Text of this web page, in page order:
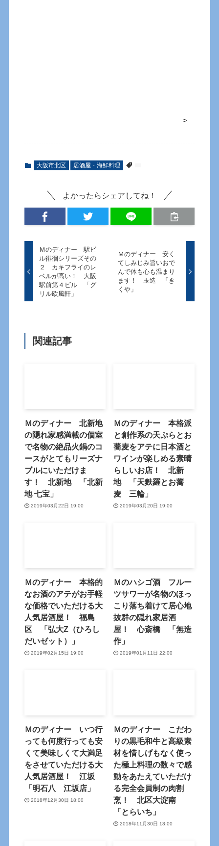
>
大阪市北区 居酒屋・海鮮料理
よかったらシェアしてね！
Ｍのディナー 駅ビ
ル徘徊シリーズその
２ カキフライのレ
ベルが高い！ 大阪
駅前第４ビル 「グ
リル欧風軒」
Ｍのディナー 安く
てしみじみ旨いおで
んで体も心も温まり
ます！ 玉造 「き
くや」
関連記事
Ｍのディナー 北新地
の隠れ家感満載の個室
で名物の絶品火鍋のコ
ースがとてもリーズナ
ブルにいただけま
す！ 北新地 「北新
地 七宝」
2019年03月22日 19:00
Ｍのディナー 本格派
と創作系の天ぷらとお
蕎麦をアテに日本酒と
ワインが楽しめる素晴
らしいお店！ 北新
地 「天麩羅とお蕎
麦 三輪」
2019年03月20日 19:00
Ｍのディナー 本格的
なお酒のアテがお手軽
な価格でいただける大
人気居酒屋！ 福島
区 「弘大Z（ひろし
だいゼット）」
2019年02月15日 19:00
Ｍのハシゴ酒 フルー
ツサワーが名物のほっ
こり落ち着けて居心地
抜群の隠れ家居酒
屋！ 心斎橋 「無造
作」
2019年01月11日 22:00
Ｍのディナー いつ行
っても何度行っても安
くて美味しくて大満足
をさせていただける大
人気居酒屋！ 江坂
「明石八 江坂店」
2018年12月30日 18:00
Ｍのディナー こだわ
りの黒毛和牛と高級素
材を惜しげもなく使っ
た極上料理の数々で感
動をあたえていただけ
る完全会員制の肉割
烹！ 北区大淀南
「とらいち」
2018年11月30日 18:00